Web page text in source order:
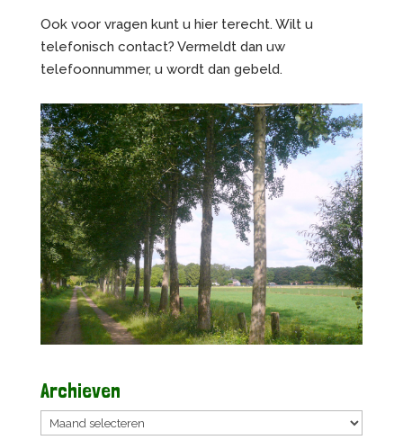
Ook voor vragen kunt u hier terecht. Wilt u
telefonisch contact? Vermeldt dan uw
telefoonnummer, u wordt dan gebeld.
Archieven
Archieven